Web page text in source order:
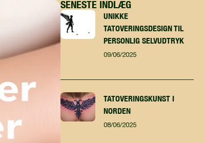
SENESTE INDLÆG
UNIKKE
TATOVERINGSDESIGN TIL
PERSONLIG SELVUDTRYK
09/06/2025
TATOVERINGSKUNST I
NORDEN
08/06/2025